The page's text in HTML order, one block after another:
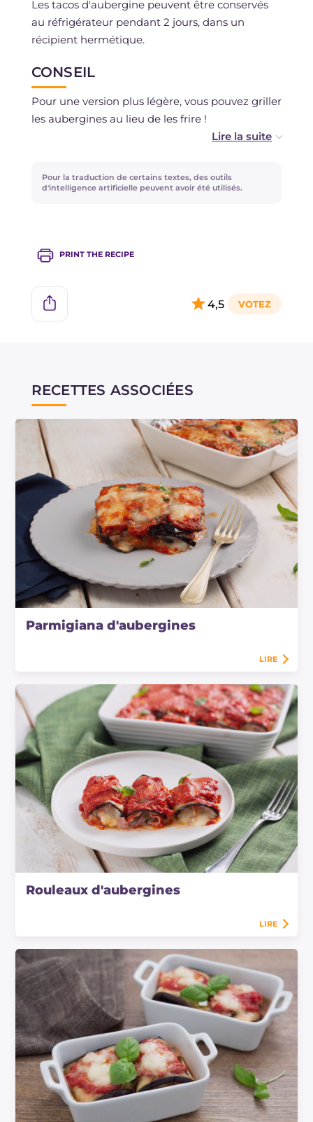
Les tacos d'aubergine peuvent être conservés
au réfrigérateur pendant 2 jours, dans un
récipient hermétique.
CONSEIL
Pour une version plus légère, vous pouvez griller
les aubergines au lieu de les frire !
conseillons de laisser égoutter l'excédent de
liquide dans une passoire.
Pour la traduction de certains textes, des outils
d'intelligence artificielle peuvent avoir été utilisés.
PRINT THE RECIPE
4,5
RECETTES ASSOCIÉES
Parmigiana d'aubergines
LIRE
Rouleaux d'aubergines
LIRE